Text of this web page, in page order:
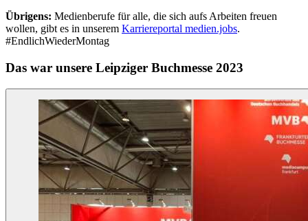
Übrigens: Medienberufe für alle, die sich aufs Arbeiten freuen
wollen, gibt es in unserem Karriereportal medien.jobs.
#EndlichWiederMontag
Das war unsere Leipziger Buchmesse 2023